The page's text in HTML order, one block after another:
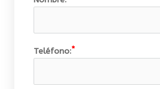
Teléfono: